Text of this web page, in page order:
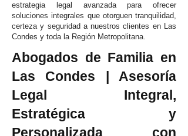
estrategia legal avanzada para ofrecer
soluciones integrales que otorguen tranquilidad,
certeza y seguridad a nuestros clientes en Las
Condes y toda la Región Metropolitana.
Abogados de Familia en
Las Condes | Asesoría
Legal Integral,
Estratégica y
Personalizada con